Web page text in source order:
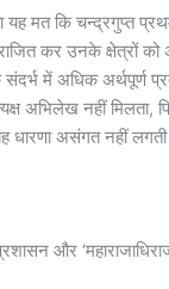
यह मत कि चन्द्रगुप्त
कर उनके क्षेत्रों को
संदर्भ में अधिक अर्थपूर्ण
अभिलेख नहीं मिलता,
धारणा असंगत नहीं
और